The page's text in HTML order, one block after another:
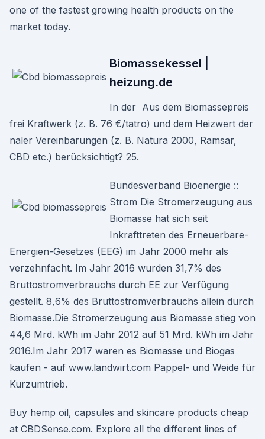
one of the fastest growing health products on the
market today.
Biomassekessel |
heizung.de
In der Aus dem Biomassepreis
frei Kraftwerk (z. B. 76 €/tatro) und dem Heizwert der
naler Vereinbarungen (z. B. Natura 2000, Ramsar,
CBD etc.) berücksichtigt? 25.
Bundesverband Bioenergie ::
Strom Die Stromerzeugung aus
Biomasse hat sich seit
Inkrafttreten des Erneuerbare-
Energien-Gesetzes (EEG) im Jahr 2000 mehr als
verzehnfacht. Im Jahr 2016 wurden 31,7% des
Bruttostromverbrauchs durch EE zur Verfügung
gestellt. 8,6% des Bruttostromverbrauchs allein durch
Biomasse.Die Stromerzeugung aus Biomasse stieg von
44,6 Mrd. kWh im Jahr 2012 auf 51 Mrd. kWh im Jahr
2016.Im Jahr 2017 waren es Biomasse und Biogas
kaufen - auf www.landwirt.com Pappel- und Weide für
Kurzumtrieb.
Buy hemp oil, capsules and skincare products cheap
at CBDSense.com. Explore all the different lines of